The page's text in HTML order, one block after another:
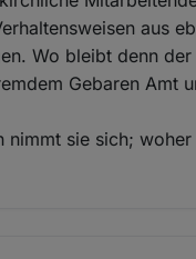
aus
Wo bleibt denn
Gebaren Amt
sie sich;